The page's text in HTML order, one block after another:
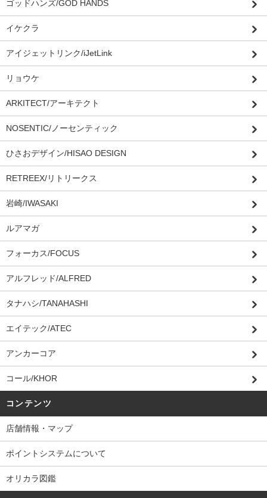
ゴッドハンズ/GOD HANDS
イケクラ
アイジェットリンク/iJetLink
リョウケ
ARKITECT/アーキテクト
NOSENTIC/ノーセンティック
ひさおデザイン/HISAO DESIGN
RETREEX/リトリークス
岩崎/IWASAKI
ルアマガ
フォーカス/FOCUS
アルフレッド/ALFRED
タナハシ/TANAHASHI
エイテック/ATEC
アンカーコア
コール/KHOR
コンテンツ
店舗情報・マップ
ポイントシステムについて
オリカラ図鑑